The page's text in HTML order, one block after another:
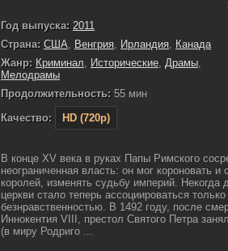
Год выпуска: 2011
Страна: США Венгрия Ирландия Канада
Жанр: Криминал Исторические Драмы
Мелодрамы
Продолжительность: 55 мин
Качество:
HD (720p)
В конце XV века в руках Папы Римского
неограниченная власть: он мог короновать и
королей, изменять судьбу империй. Некогда
церкви стало теперь ассоциироваться
безнравственностью. В 1492 году, после
Иннокентия VIII, престол Святого Петра
(в миру Родриго ...